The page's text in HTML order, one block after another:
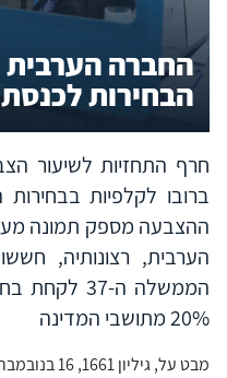
החברה
הבחירות לכנסת
חרף התחזיות לשיעור
ברובו לקלפיות בבחירות
ההצבעה מספק תמונה
הערבית, רצונותיה,
הממשלה ה-37
20% מתושבי המדינה
מבט על, גיליון 1661, 16 בנובמבר 2022